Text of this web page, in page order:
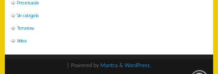
Presentación
Sin categoría
Terrorismo
Videos
| Powered by Mantra & WordPress.